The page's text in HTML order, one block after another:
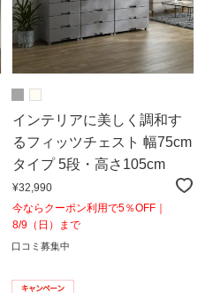
インテリアに美しく調和す
るフィッツチェスト 幅75cm
タイプ 5段・高さ105cm
¥32,990
今ならクーポン利用で5％OFF｜
8/9（日）まで
口コミ募集中